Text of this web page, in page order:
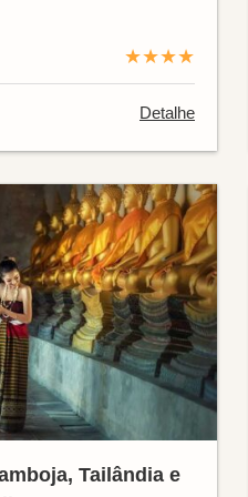
★★★★
Detalhe
Tailândia e